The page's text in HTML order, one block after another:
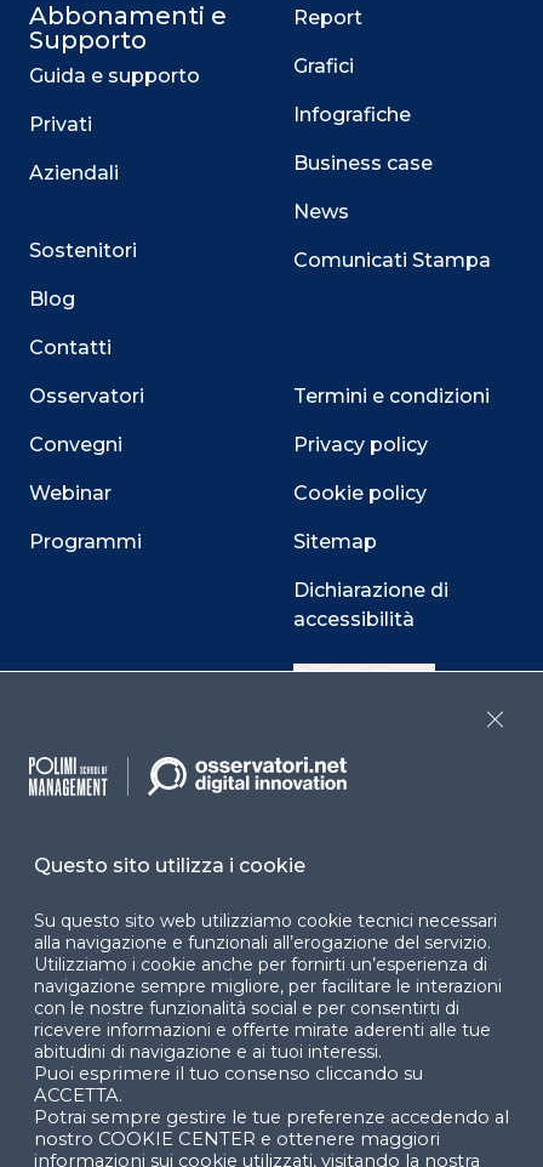
Abbonamenti e
Supporto
Guida e supporto
Privati
Aziendali
Sostenitori
Blog
Contatti
Osservatori
Convegni
Webinar
Programmi
Report
Grafici
Infografiche
Business case
News
Comunicati Stampa
Termini e condizioni
Privacy policy
Cookie policy
Sitemap
Dichiarazione di
accessibilità
Cookie Center
Facebook LinkedIn
© 2024 Copyright © Politecnico di Milano Dipartimento
di Ingegneria Gestionale
Questo sito utilizza i cookie
Su questo sito web utilizziamo cookie tecnici necessari
alla navigazione e funzionali all’erogazione del servizio.
Utilizziamo i cookie anche per fornirti un’esperienza di
navigazione sempre migliore, per facilitare le interazioni
con le nostre funzionalità social e per consentirti di
ricevere informazioni e offerte mirate aderenti alle tue
abitudini di navigazione e ai tuoi interessi.
Puoi esprimere il tuo consenso cliccando su
ACCETTA.
Potrai sempre gestire le tue preferenze accedendo al
nostro COOKIE CENTER e ottenere maggiori
informazioni sui cookie utilizzati, visitando la nostra